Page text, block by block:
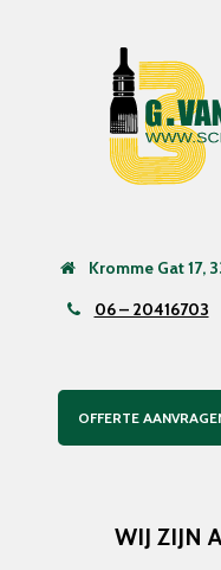
Kromme Gat 17,
06 – 20416703
OFFERTE
WIJ ZIJN